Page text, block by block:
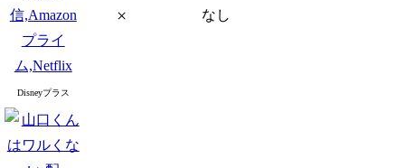
Disneyプラス
× なし